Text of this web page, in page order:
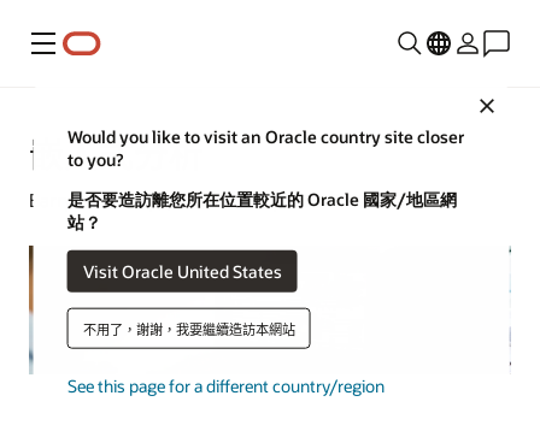
功能表
Would you like to visit an Oracle country site closer
to you?
是否要造訪離您所在位置較近的 Oracle 國家/地區網
站？
Visit Oracle United States
不用了，謝謝，我要繼續造訪本網站
See this page for a different country/region
嵌入式分析
Barry Mostert | 分析資深總監 | 2023 年 10 月 25 日